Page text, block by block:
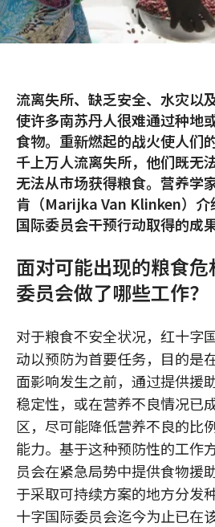
流离失所、缺乏安全、水灾以
使许多南苏丹人很难通过种地
食物。重新燃起的战火使人们
千上万人流离失所，他们既无
无法从市场获得粮食。营养
肯（Marijka Van Klinken）介
国际委员会干预行动取得的成果
面对可能出现的粮食
委员会做了哪些工作？
对于粮食不安全状况，红十字
动以预防为首要任务，目的是
面影响发生之前，通过提供援
稳定性，或在营养不良情况已
区，尽可能降低营养不良的比
能力。基于这种预防性的工作
员会在紧急局势中提供食物援
于采取可持续方案的地方分发
十字国际委员会迄今为止已在